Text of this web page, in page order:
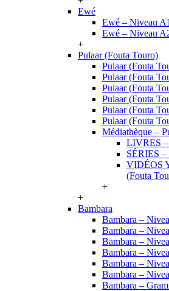
Ewé
Ewé – Niveau A1
Ewé – Niveau
+
Pulaar (Fouta Touro)
Pulaar (Fouta
Pulaar (Fouta
Pulaar (Fouta
Pulaar (Fouta
Pulaar (Fouta
Pulaar (Fouta
Médiathèque –
LIVRES –
SÉRIES –
VIDÉOS
(Fouta
+
+
Bambara
Bambara –
Bambara –
Bambara –
Bambara –
Bambara –
Bambara –
Bambara –